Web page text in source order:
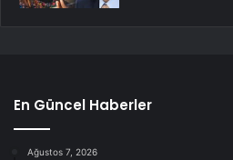
En Güncel Haberler
Ağustos 7, 2026